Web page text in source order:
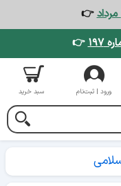
👉
۱۹۷ 👉
ورود | ثبت‌نام سبد خرید